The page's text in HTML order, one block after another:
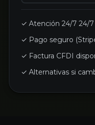
✓ Atención 24/7 24/7
✓ Pago seguro
✓ Factura CFDI
✓ Alternativas si